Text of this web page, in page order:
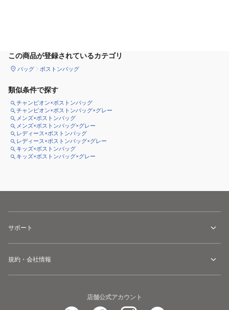
この商品が登録されているカテゴリ
バッグ ボストンバッグ
類似条件で探す
チャンピオン×ボストンバッグ
チャンピオン×ボストンバッグ×グレー
メンズ×ボストンバッグ
メンズ×ボストンバッグ×グレー
レディース×ボストンバッグ
レディース×ボストンバッグ×グレー
キッズ×ボストンバッグ
キッズ×ボストンバッグ×グレー
サポート
規約・会社情報
店舗公式アカウント